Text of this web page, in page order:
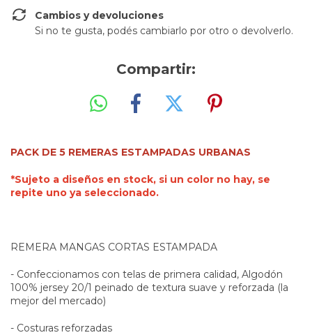
Cambios y devoluciones
Si no te gusta, podés cambiarlo por otro o devolverlo.
Compartir:
PACK DE 5 REMERAS ESTAMPADAS URBANAS
*Sujeto a diseños en stock, si un color no hay, se
repite uno ya seleccionado.
REMERA MANGAS CORTAS ESTAMPADA
- Confeccionamos con telas de primera calidad, Algodón
100% jersey 20/1 peinado de textura suave y reforzada (la
mejor del mercado)
- Costuras reforzadas